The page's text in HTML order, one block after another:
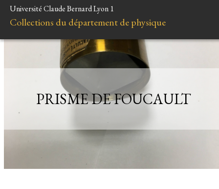
Liens et
Université Claude Bernard Lyon 1
Collections du département de physique
PRISME DE FOUCAULT